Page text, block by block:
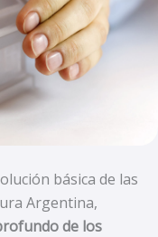
básica de las
Argentina,
de los